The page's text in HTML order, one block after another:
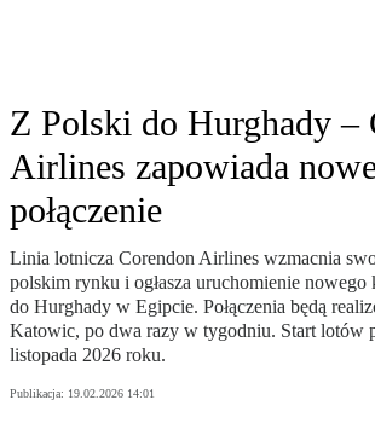
Z Polski do Hurghady –
Airlines zapowiada
połączenie
Linia lotnicza Corendon Airlines wzmacnia
polskim rynku i ogłasza uruchomienie
do Hurghady w Egipcie. Połączenia będą
Katowic, po dwa razy w tygodniu. Start lotów
listopada 2026 roku.
Publikacja: 19.02.2026 14:01